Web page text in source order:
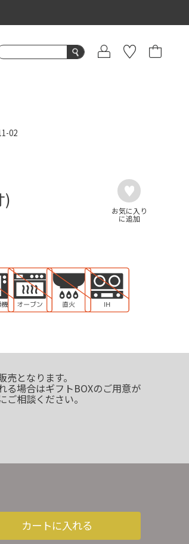
02
)
となります。
る場合はギフトBOXのご用意が
ご相談ください。
カートに入れる